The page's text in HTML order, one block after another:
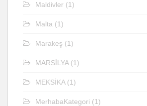
Maldivler (1)
Malta (1)
Marakeş (1)
MARSİLYA(1)
MEKSİKA(1)
MerhabaKategori (1)